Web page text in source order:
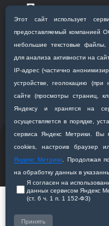
Этот сайт использует
предоставляемый
небольшие текстовые
для анализа активности на
IP‑адрес (частично
устройстве, геолокацию
сайте (просмотры страниц,
Яндексу и хранятся на
осуществляется в порядке,
сервиса Яндекс Метрики. Вы
cookies, настроив браузер
Яндекс Метрики . Продолжая
на обработку данных в
Я согласен на
данных сервисом Яндекс
(ст. 6 ч. 1 п. 1 152‑ФЗ)
Принять
Приемная
+7 (4162)
Сведения об
организации